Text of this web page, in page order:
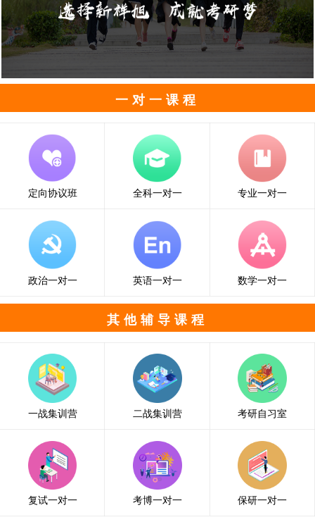
一对一课程
定向协议班 全科一对一 专业一对一
政治一对一 英语一对一 数学一对一
其他辅导课程
一战集训营 二战集训营 考研自习室
复试一对一 考博一对一 保研一对一